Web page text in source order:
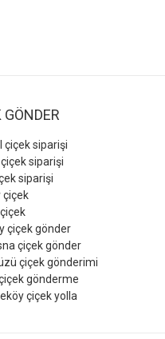
GÖNDER
çiçek siparişi
siparişi
siparişi
çiçek
çiçek gönder
çiçek gönder
çiçek gönderimi
gönderme
çiçek yolla